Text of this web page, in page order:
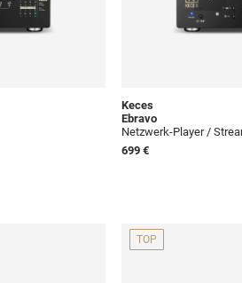
Keces
Ebravo
Netzwerk-Player /
699 €
TOP